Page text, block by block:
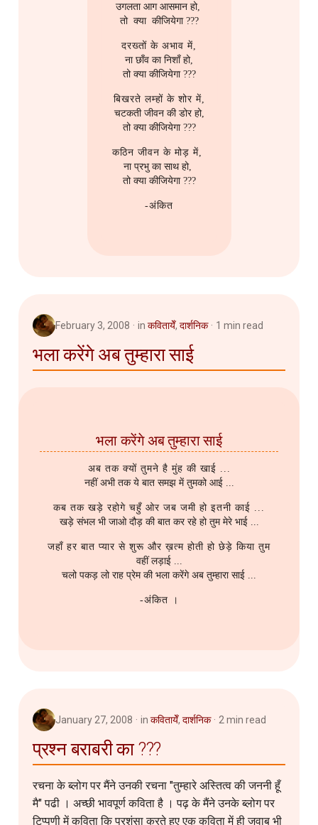
उगलता आग आसमान हो,
तो क्या कीजियेगा ???
दरख्तों के अभाव में,
ना छाँव का निशाँ हो,
तो क्या कीजियेगा ???
बिखरते लम्हों के शोर में,
चटकती जीवन की डोर हो,
तो क्या कीजियेगा ???
कठिन जीवन के मोड़ में,
ना प्रभु का साथ हो,
तो क्या कीजियेगा ???
-अंकित
February 3, 2008 in कवितायेँ, दार्शनिक 1 min read
भला करेंगे अब तुम्हारा साई
भला करेंगे अब तुम्हारा साई
अब तक क्यों तुमने है मुंह की खाई ...
नहीं अभी तक ये बात समझ में तुमको आई ...
कब तक खड़े रहोगे चहुँ ओर जब जमी हो इतनी काई ...
खड़े संभल भी जाओ दौड़ की बात कर रहे हो तुम मेरे भाई ...
जहाँ हर बात प्यार से शुरू और ख़त्म होती हो छेड़े किया तुम
वहीं लड़ाई ...
चलो पकड़ लो राह प्रेम की भला करेंगे अब तुम्हारा साई ...
-अंकित ।
January 27, 2008 in कवितायेँ, दार्शनिक 2 min read
प्रश्न बराबरी का ???
रचना के ब्लोग पर मैंने उनकी रचना "तुम्हारे अस्तित्व की जननी हूँ
मै" पढी । अच्छी भावपूर्ण कविता है । पढ़ के मैंने उनके ब्लोग पर
टिप्पणी में कविता कि प्रशंसा करते हुए एक कविता में ही जवाब भी